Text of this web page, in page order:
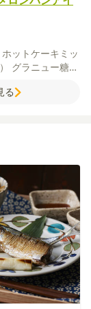
ホットケーキミッ
グラニュー糖
る